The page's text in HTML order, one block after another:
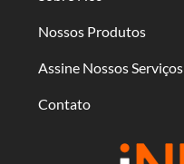
Nossos Produtos
Assine Nossos Serviços
Contato